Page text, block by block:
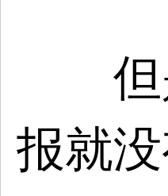
但是
报就